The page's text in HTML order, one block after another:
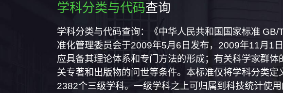
学科分类与代码查询
学科分类与代码查询：《中华人民共和国国家标准
准化管理委员会于2009年5月6日发布，2009年11月1
应具备其理论体系和专门方法的形成；有关科学家群
关专著和出版物的问世等条件。本标准仅将学科分类
2382个三级学科。一级学科之上可归属到科技统计使